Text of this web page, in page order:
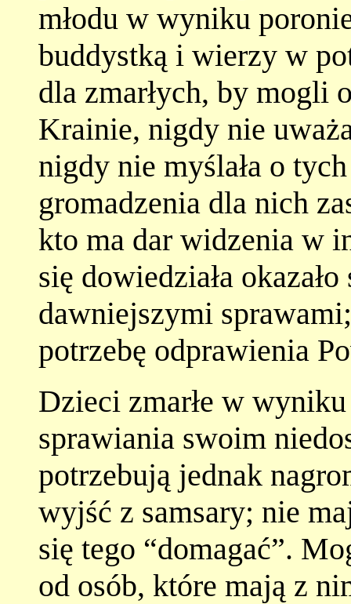
młodu w wyniku
buddystką i wierzy w
dla zmarłych, by mogli
Krainie, nigdy nie
nigdy nie myślała o
gromadzenia dla nich
kto ma dar widzenia w
się dowiedziała
dawniejszymi
potrzebę odprawienia
Dzieci zmarłe w
sprawiania swoim
potrzebują jednak
wyjść z samsary; nie
się tego “domagać”.
od osób, które mają z